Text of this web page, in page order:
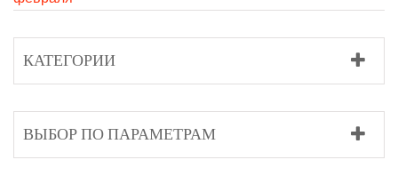
КАТЕГОРИИ
ВЫБОР ПО ПАРАМЕТРАМ